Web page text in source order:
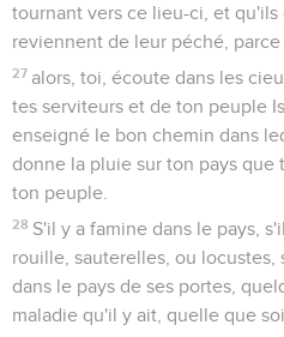
tournant vers ce lieu-ci, et
reviennent de leur péché,
27 alors, toi, écoute dans les
tes serviteurs et de ton peuple
enseigné le bon chemin dans
donne la pluie sur ton pays que
ton peuple.
28 S'il y a famine dans le pays,
rouille, sauterelles, ou locustes,
dans le pays de ses portes,
maladie qu'il y ait, quelle que